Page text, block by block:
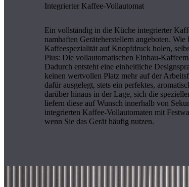
Integrierter Kaffee-Vollautomat
Ein vollständig in die Küche integrierter
namhaften Geräteherstellern angeboten.
Kaffeespezialität auf Knopfdruck holen,
Plus: Die vollautomatischen Einbau-
Dadurch entsteht eine einheitliche
keinen wertvollen Platz mehr auf der
dafür ausgelegt, stets ein perfektes,
darüber hinaus in der Lage, sich die
liefern diese auf Wunsch innerhalb von
integrierten Kaffee-Vollautomaten mit
wenn Sie das Gerät häufig nutzen.